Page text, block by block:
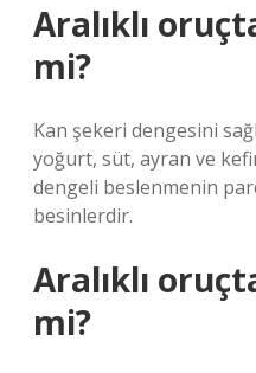
Aralıklı
mi?
Kan şekeri dengesini
yoğurt, süt, ayran ve
dengeli beslenmenin
besinlerdir.
Aralıklı
mi?